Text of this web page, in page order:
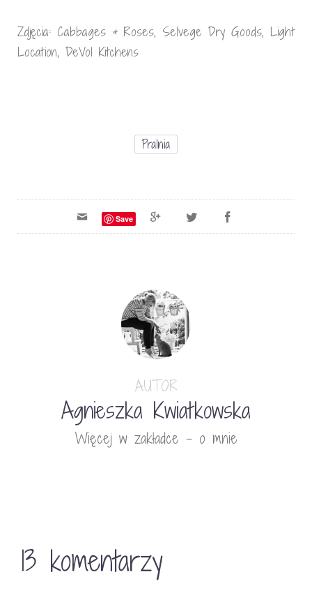
Zdjęcia: Cabbages & Roses, Selvege Dry Goods, Light
Location, DeVol Kitchens
Pralnia
Save
AUTOR
Agnieszka Kwiatkowska
Więcej w zakładce - o mnie
13 komentarzy